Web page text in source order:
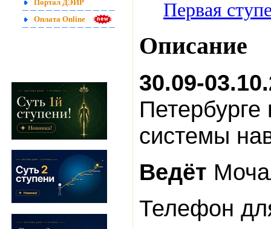
Портал ДЭИР
Оплата Online
Первая
Описание
30.09-
Петербурге
системы
Ведёт
Телефон